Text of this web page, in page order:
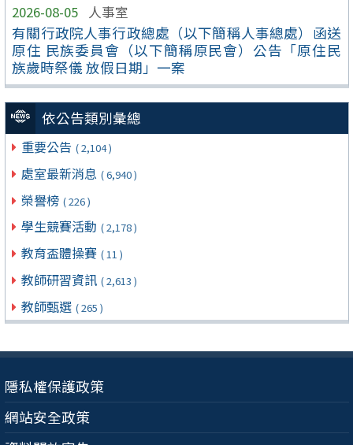
2026-08-05 人事室
有關行政院人事行政總處（以下簡稱人事總處）函送
原住 民族委員會（以下簡稱原民會）公告「原住民
族歲時祭儀 放假日期」一案
依公告類別彙總
重要公告 ( 2,104 )
處室最新消息 ( 6,940 )
榮譽榜 ( 226 )
學生競賽活動 ( 2,178 )
教育盃體操賽 ( 11 )
教師研習資訊 ( 2,613 )
教師甄選 ( 265 )
隱私權保護政策
網站安全政策